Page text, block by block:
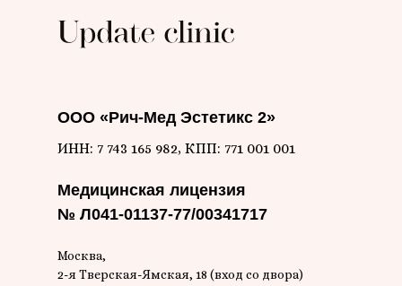
ООО «Рич-Мед Эстетикс 2»
ИНН: 7 743 165 982, КПП: 771 001 001
Медицинская лицензия
№ Л041-01137-77/00341717
Москва,
2-я Тверская-Ямская, 18 (вход со двора)